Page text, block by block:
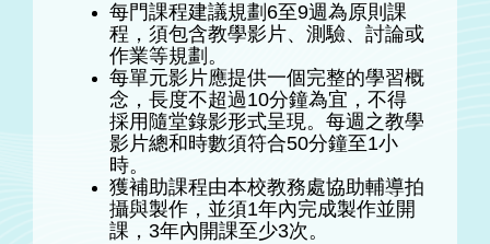
每門課程建議規劃6至9週為原則課
程，須包含教學影片、測驗、討論或
作業等規劃。
每單元影片應提供一個完整的學習概
念，長度不超過10分鐘為宜，不得
採用隨堂錄影形式呈現。每週之教學
影片總和時數須符合50分鐘至1小
時。
獲補助課程由本校教務處協助輔導拍
攝與製作，並須1年內完成製作並開
課，3年內開課至少3次。